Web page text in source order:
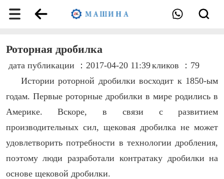
Роторная дробилка
дата публикации ：2017-04-20 11:39кликов ：79
Истории роторной дробилки восходит к 1850-ым
годам. Первые роторные дробилки в мире родились в
Америке. Вскоре, в связи с развитием
производительных сил, щековая дробилка не может
удовлетворить потребности в технологии дробления,
поэтому люди разработали контратаку дробилки на
основе щековой дробилки.